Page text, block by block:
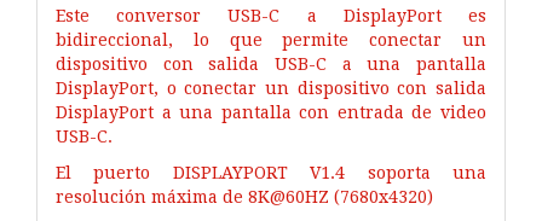
Este conversor USB-C a DisplayPort es
bidireccional, lo que permite conectar un
dispositivo con salida USB-C a una pantalla
DisplayPort, o conectar un dispositivo con salida
DisplayPort a una pantalla con entrada de video
USB-C.
El puerto DISPLAYPORT V1.4 soporta una
resolución máxima de 8K@60HZ (7680x4320)